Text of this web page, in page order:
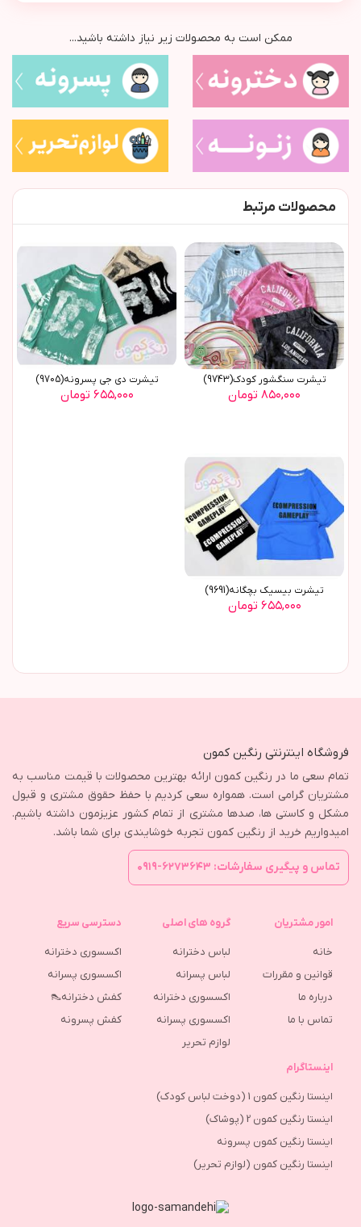
ممکن است به محصولات زیر نیاز داشته باشید...
محصولات مرتبط
تیشرت سنگشور کودک(9743)
۸۵۰,۰۰۰ تومان
تیشرت دی جی پسرونه(9705)
۶۵۵,۰۰۰ تومان
تیشرت بیسیک بچگانه(9691)
۶۵۵,۰۰۰ تومان
فروشگاه اینترنتی رنگین کمون
تمام سعی ما در رنگین کمون ارائه بهترین محصولات با قیمت مناسب به
مشتریان گرامی است. همواره سعی کردیم با حفظ حقوق مشتری و قبول
مشکل و کاستی ها، صدها مشتری از تمام کشور عزیزمون داشته باشیم.
امیدواریم خرید از رنگین کمون تجربه خوشایندی برای شما باشد.
تماس و پیگیری سفارشات: ۶۲۷۳۶۴۳-۰۹۱۹
امور مشتریان
خانه
قوانین و مقررات
درباره ما
تماس با ما
گروه های اصلی
لباس دخترانه
لباس پسرانه
اکسسوری دخترانه
اکسسوری پسرانه
لوازم تحریر
دسترسی سریع
اکسسوری دخترانه
اکسسوری پسرانه
کفش دخترانه👠
كفش پسرونه
اینستاگرام
اینستا رنگین کمون 1 (دوخت لباس کودک)
اینستا رنگین کمون 2 (پوشاک)
اینستا رنگین کمون پسرونه
اینستا رنگین کمون (لوازم تحریر)